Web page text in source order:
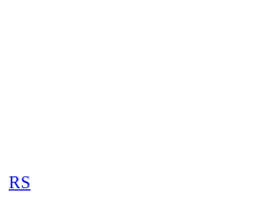
RS